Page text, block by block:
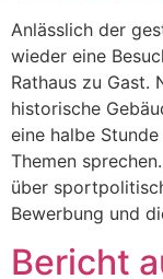
Anlässlich der
wieder eine
Rathaus zu Gast.
historische
eine halbe
Themen
über
Bewerbung und
Bericht